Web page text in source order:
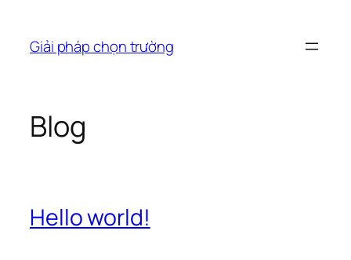
phầnGiải pháp chọn trường
Blog
Hello world!